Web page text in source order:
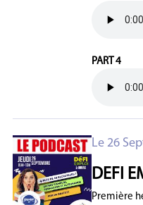
PART 4
Le 26
DEFI
Première